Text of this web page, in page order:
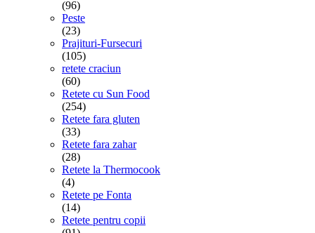
(96)
Peste
(23)
Prajituri-Fursecuri
(105)
retete craciun
(60)
Retete cu Sun Food
(254)
Retete fara gluten
(33)
Retete fara zahar
(28)
Retete la Thermocook
(4)
Retete pe Fonta
(14)
Retete pentru copii